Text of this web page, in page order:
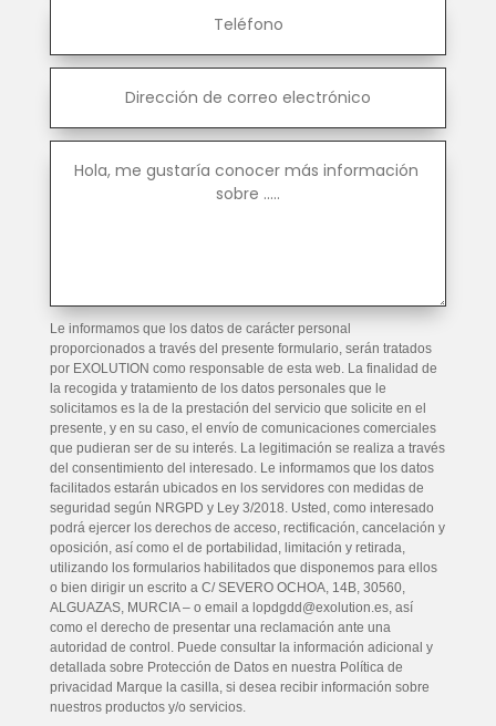
Le informamos que los datos de carácter personal
proporcionados a través del presente formulario, serán tratados
por EXOLUTION como responsable de esta web. La finalidad de
la recogida y tratamiento de los datos personales que le
solicitamos es la de la prestación del servicio que solicite en el
presente, y en su caso, el envío de comunicaciones comerciales
que pudieran ser de su interés. La legitimación se realiza a través
del consentimiento del interesado. Le informamos que los datos
facilitados estarán ubicados en los servidores con medidas de
seguridad según NRGPD y Ley 3/2018. Usted, como interesado
podrá ejercer los derechos de acceso, rectificación, cancelación y
oposición, así como el de portabilidad, limitación y retirada,
utilizando los formularios habilitados que disponemos para ellos
o bien dirigir un escrito a C/ SEVERO OCHOA, 14B, 30560,
ALGUAZAS, MURCIA – o email a lopdgdd@exolution.es, así
como el derecho de presentar una reclamación ante una
autoridad de control. Puede consultar la información adicional y
detallada sobre Protección de Datos en nuestra Política de
privacidad Marque la casilla, si desea recibir información sobre
nuestros productos y/o servicios.